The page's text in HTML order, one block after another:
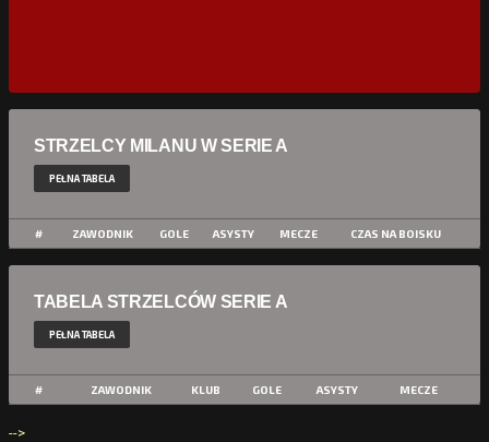
STRZELCY MILANU W SERIE A
PEŁNA TABELA
# ZAWODNIK GOLE ASYSTY MECZE CZAS NA BOISKU
TABELA STRZELCÓW SERIE A
PEŁNA TABELA
# ZAWODNIK KLUB GOLE ASYSTY MECZE
-->